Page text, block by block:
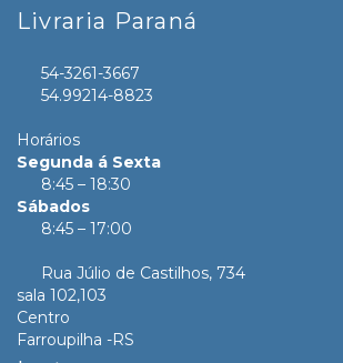
Livraria Paraná
54-3261-3667
54.99214-8823
Horários
Segunda á Sexta
8:45 – 18:30
Sábados
8:45 – 17:00
Rua Júlio de Castilhos, 734
sala 102,103
Centro
Farroupilha -RS